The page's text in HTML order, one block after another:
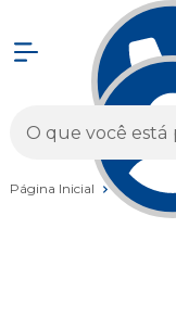
Página Inicial Bicicletas